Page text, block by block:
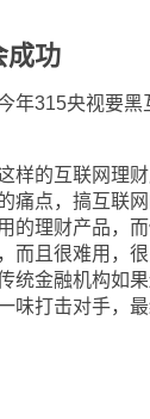
成功
315央视要黑
的互联网理财
痛点，搞互联
的理财产品，
而且很难用，
统金融机构如
味打击对手，